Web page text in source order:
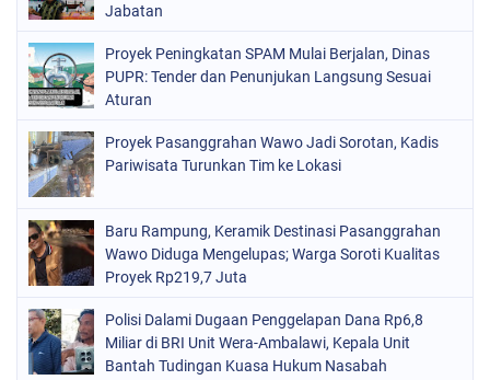
Jabatan
Proyek Peningkatan SPAM Mulai Berjalan, Dinas
PUPR: Tender dan Penunjukan Langsung Sesuai
Aturan
Proyek Pasanggrahan Wawo Jadi Sorotan, Kadis
Pariwisata Turunkan Tim ke Lokasi
Baru Rampung, Keramik Destinasi Pasanggrahan
Wawo Diduga Mengelupas; Warga Soroti Kualitas
Proyek Rp219,7 Juta
Polisi Dalami Dugaan Penggelapan Dana Rp6,8
Miliar di BRI Unit Wera-Ambalawi, Kepala Unit
Bantah Tudingan Kuasa Hukum Nasabah